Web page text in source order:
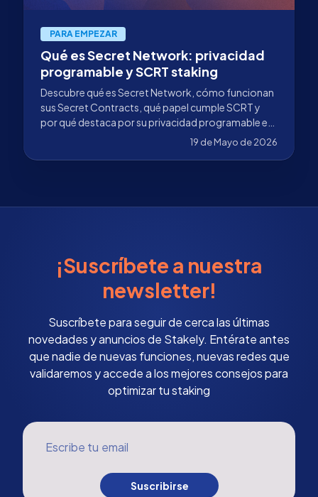
PARA EMPEZAR
Qué es Secret Network: privacidad
programable y SCRT staking
Descubre qué es Secret Network, cómo funcionan
sus Secret Contracts, qué papel cumple SCRT y
por qué destaca por su privacidad programable en
19 de Mayo de 2026
¡Suscríbete a nuestra
newsletter!
Suscríbete para seguir de cerca las últimas
novedades y anuncios de Stakely. Entérate antes
que nadie de nuevas funciones, nuevas redes que
validaremos y accede a los mejores consejos para
optimizar tu staking
Escribe tu email
Suscribirse